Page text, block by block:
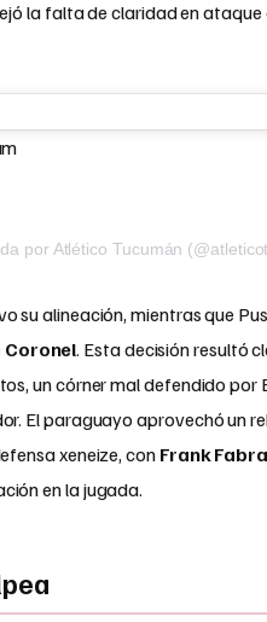
la falta de claridad en ataque
por Atlético Tucumán
su alineación, mientras que
. Esta decisión resultó
un córner mal defendido por
El paraguayo aprovechó un
xeneize, con Frank Fabra
en la jugada.